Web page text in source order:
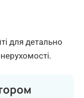
для детально